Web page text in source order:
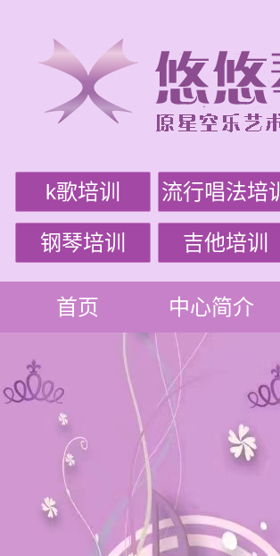
k歌培训 流行唱法培训
钢琴培训 吉他培训
首页 中心简介